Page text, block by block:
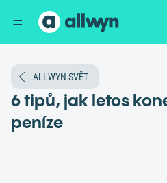
ALLWYN SVĚT
6 tipů, jak letos
peníze